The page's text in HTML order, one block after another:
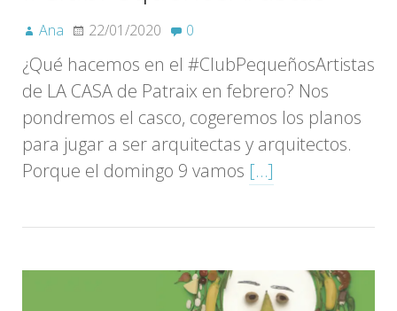
Ana 22/01/2020 0
¿Qué hacemos en el #ClubPequeñosArtistas
de LA CASA de Patraix en febrero? Nos
pondremos el casco, cogeremos los planos
para jugar a ser arquitectas y arquitectos.
Porque el domingo 9 vamos […]